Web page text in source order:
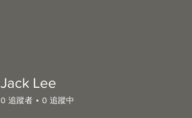
Jack Lee
0 追蹤者 0 追蹤中